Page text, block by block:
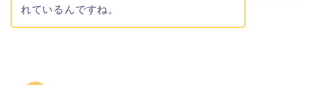
れているんですね。